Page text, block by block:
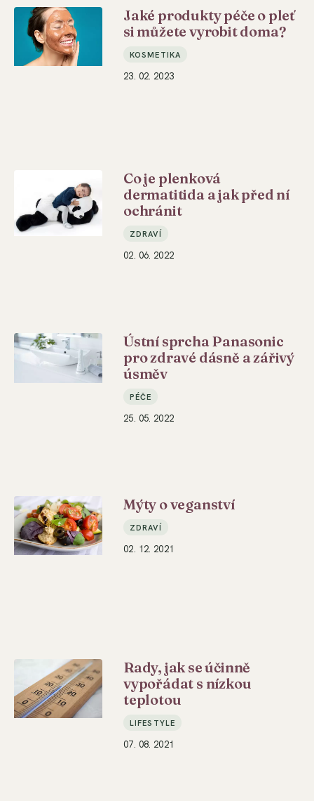
Jaké produkty péče o pleť
si můžete vyrobit doma?
KOSMETIKA
23. 02. 2023
Co je plenková
dermatitida a jak před ní
ochránit
ZDRAVÍ
02. 06. 2022
Ústní sprcha Panasonic
pro zdravé dásně a zářivý
úsměv
PÉČE
25. 05. 2022
Mýty o veganství
ZDRAVÍ
02. 12. 2021
Rady, jak se účinně
vypořádat s nízkou
teplotou
LIFESTYLE
07. 08. 2021